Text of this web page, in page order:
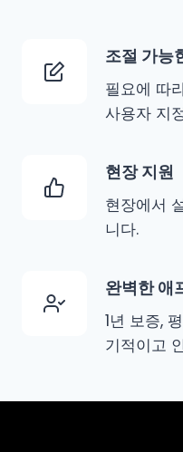
조절 가능
필요에 따
사용자 지
현장 지원
현장에서
니다.
완벽한 애
1년 보증,
기적이고